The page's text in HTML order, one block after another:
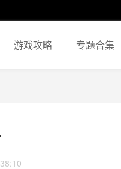
游戏攻略 专题合集